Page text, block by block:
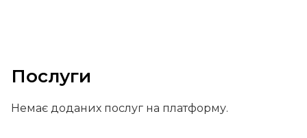
Послуги
Немає доданих послуг на платформу.